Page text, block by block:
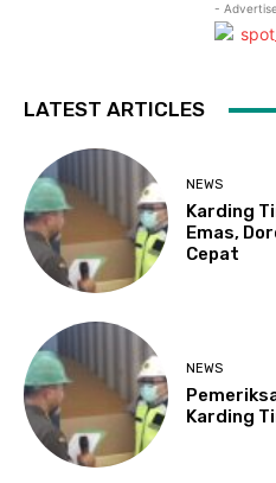
-
LATEST ARTICLES
NEWS
Karding
Emas,
Cepat
NEWS
Karding